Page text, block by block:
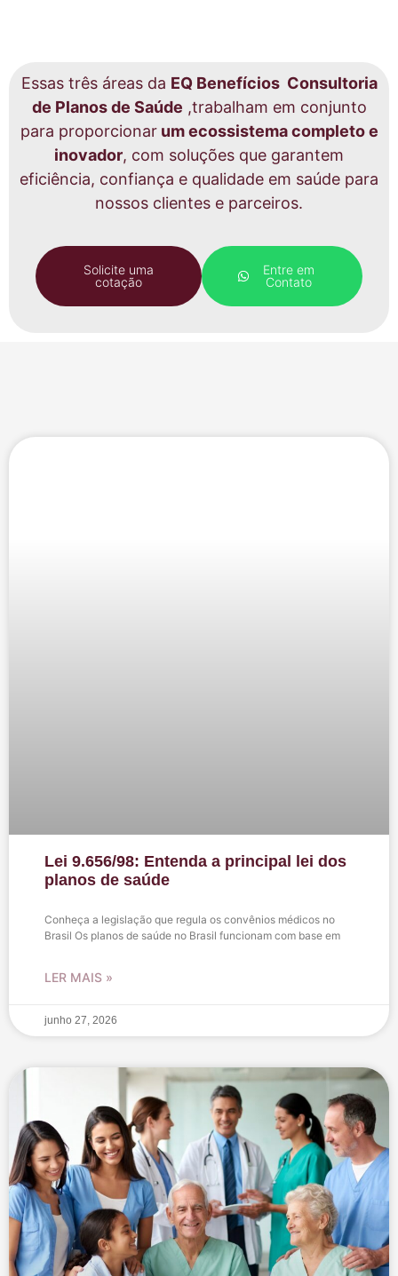
Essas três áreas da EQ Benefícios Consultoria
de Planos de Saúde ,trabalham em conjunto
para proporcionarum ecossistema completo e
inovador, com soluções que garantem
eficiência, confiança e qualidade em saúde para
nossos clientes e parceiros.
Solicite uma
cotação
Entre em
Contato
Lei 9.656/98: Entenda a principal lei dos
planos de saúde
Conheça a legislação que regula os convênios médicos no
Brasil Os planos de saúde no Brasil funcionam com base em
LER MAIS »
junho 27, 2026